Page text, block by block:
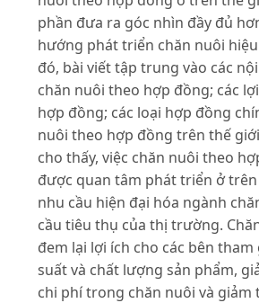
phần đưa ra góc nhìn đầy đủ
hướng phát triển chăn nuôi
đó, bài viết tập trung vào các
chăn nuôi theo hợp đồng; các
hợp đồng; các loại hợp đồng
nuôi theo hợp đồng trên thế
cho thấy, việc chăn nuôi theo
được quan tâm phát triển ở
nhu cầu hiện đại hóa ngành
cầu tiêu thụ của thị trường.
đem lại lợi ích cho các bên
suất và chất lượng sản phẩm,
chi phí trong chăn nuôi và giảm